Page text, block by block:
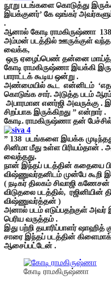
நூறு படங்களை கொடுத்து
இயக்குனர்’ கே ஷங்கர் அவர்களும்
.
ஆனால் கோடி ராமகிருஷ்ணா
அம்மன் படத்தில் ஊருக்குள்
வைக்க,
ஒரு ஏழைப்பெண் தன்னை
கோடி ராமகிருஷ்ணா இயக்கி
பாராட்டக் கூடிய ஒன்று .
அண்மையில் கூட என்னிடம்
கொடுங்க சார். அடுத்த படம்
அபாரமான எனர்ஜி அவருக்கு .
சிறப்பாக இருக்கிறது ” என்றார் .
கோடி. ராமகிருஷ்ணா தன்
” 138 படங்களை இயக்க
சினிமா மீது உள்ள
வைத்தது.
நான் இந்தப் படத்தின் கதையை
விஷ்ணுவர்தனிடம் முன்பே கூறி
( நடிகர் திலகம் சிவாஜி கணேசன்
விடுதலை படத்தில், ரஜினியின்
விஷ்ணுவர்த்தன் )
அனால் படம் எடுப்பதற்குள் அவர்
பெரிய வருத்தம் .
இது பற்றி தயாரிப்பாளர்
சாரை இந்தப் படத்தின்
ஆசைப்பட்டேன் .
கோடி ராமகிருஷ்ணா